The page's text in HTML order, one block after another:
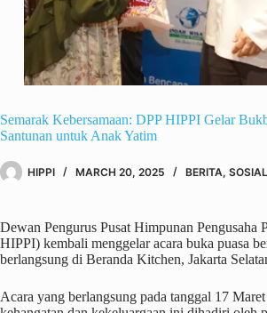
Semarak Kebersamaan: DPP HIPPI Gelar
Santunan untuk Anak Yatim
HIPPI MARCH 20, 2025 BERITA, SOSIAL
Dewan Pengurus Pusat Himpunan Pengusaha
HIPPI) kembali menggelar acara buka puasa
berlangsung di Beranda Kitchen, Jakarta
Acara yang berlangsung pada tanggal 17